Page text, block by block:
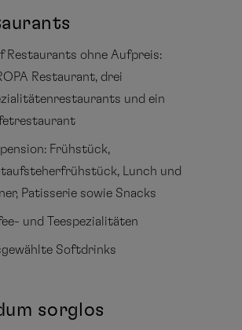
Restaurants ohne Aufpreis:
Restaurant, drei
und ein
Frühstück,
Lunch und
Patisserie sowie Snacks
und Teespezialitäten
Softdrinks
sorglos